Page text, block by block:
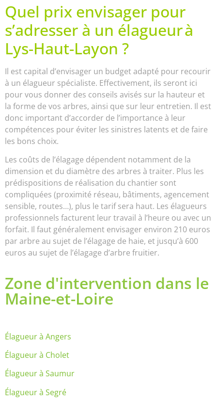
Quel prix envisager pour
s’adresser à un élagueur à
Lys-Haut-Layon ?
Il est capital d’envisager un budget adapté pour recourir
à un élagueur spécialiste. Effectivement, ils seront ici
pour vous donner des conseils avisés sur la hauteur et
la forme de vos arbres, ainsi que sur leur entretien. Il est
donc important d’accorder de l’importance à leur
compétences pour éviter les sinistres latents et de faire
les bons choix.
Les coûts de l’élagage dépendent notamment de la
dimension et du diamètre des arbres à traiter. Plus les
prédispositions de réalisation du chantier sont
compliquées (proximité réseau, bâtiments, agencement
sensible, routes…), plus le tarif sera haut. Les élagueurs
professionnels facturent leur travail à l’heure ou avec un
forfait. Il faut généralement envisager environ 210 euros
par arbre au sujet de l’élagage de haie, et jusqu’à 600
euros au sujet de l’élagage d’arbre fruitier.
Zone d'intervention dans le
Maine-et-Loire
Élagueur à Angers
Élagueur à Cholet
Élagueur à Saumur
Élagueur à Segré